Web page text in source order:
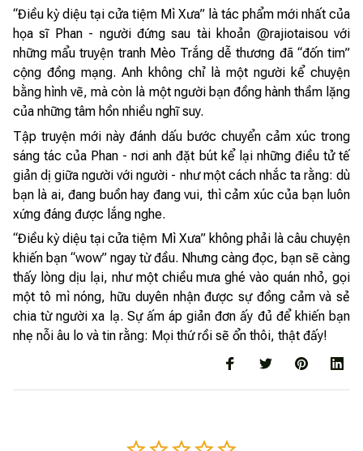
“Điều kỳ diệu tại cửa tiệm Mì Xưa” là tác phẩm mới nhất của
họa sĩ Phan - người đứng sau tài khoản @rajiotaisou với
những mẩu truyện tranh Mèo Trắng dễ thương đã “đốn tim”
cộng đồng mạng. Anh không chỉ là một người kể chuyện
bằng hình vẽ, mà còn là một người bạn đồng hành thầm lặng
của những tâm hồn nhiều nghĩ suy.
Tập truyện mới này đánh dấu bước chuyển cảm xúc trong
sáng tác của Phan - nơi anh đặt bút kể lại những điều tử tế
giản dị giữa người với người - như một cách nhắc ta rằng: dù
bạn là ai, đang buồn hay đang vui, thì cảm xúc của bạn luôn
xứng đáng được lắng nghe.
“Điều kỳ diệu tại cửa tiệm Mì Xưa” không phải là câu chuyện
khiến bạn “wow” ngay từ đầu. Nhưng càng đọc, bạn sẽ càng
thấy lòng dịu lại, như một chiều mưa ghé vào quán nhỏ, gọi
một tô mì nóng, hữu duyên nhận được sự đồng cảm và sẻ
chia từ người xa lạ. Sự ấm áp giản đơn ấy đủ để khiến bạn
nhẹ nỗi âu lo và tin rằng: Mọi thứ rồi sẽ ổn thôi, thật đấy!